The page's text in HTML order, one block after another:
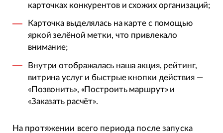
карточках конкурентов и схожих организаций;
Карточка выделялась на карте с помощью
яркой зелёной метки, что привлекало
внимание;
Внутри отображалась наша акция, рейтинг,
витрина услуг и быстрые кнопки действия —
«Позвонить», «Построить маршрут» и
«Заказать расчёт».
На протяжении всего периода после запуска